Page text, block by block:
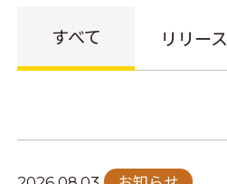
すべて リリース